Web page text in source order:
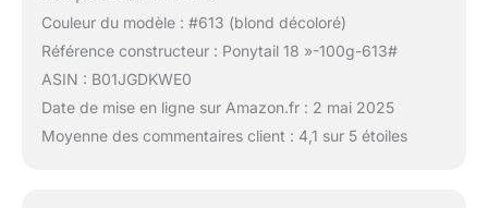
Couleur du modèle : #613 (blond décoloré)
Référence constructeur : Ponytail 18 »-100g-613#
ASIN : B01JGDKWE0
Date de mise en ligne sur Amazon.fr : 2 mai 2025
Moyenne des commentaires client : 4,1 sur 5 étoiles